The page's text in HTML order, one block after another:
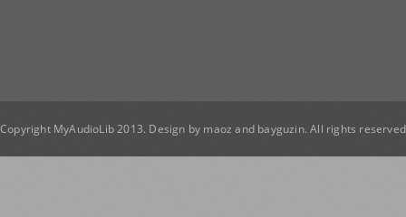
Copyright MyAudioLib 2013. Design by maoz and bayguzin. All rights